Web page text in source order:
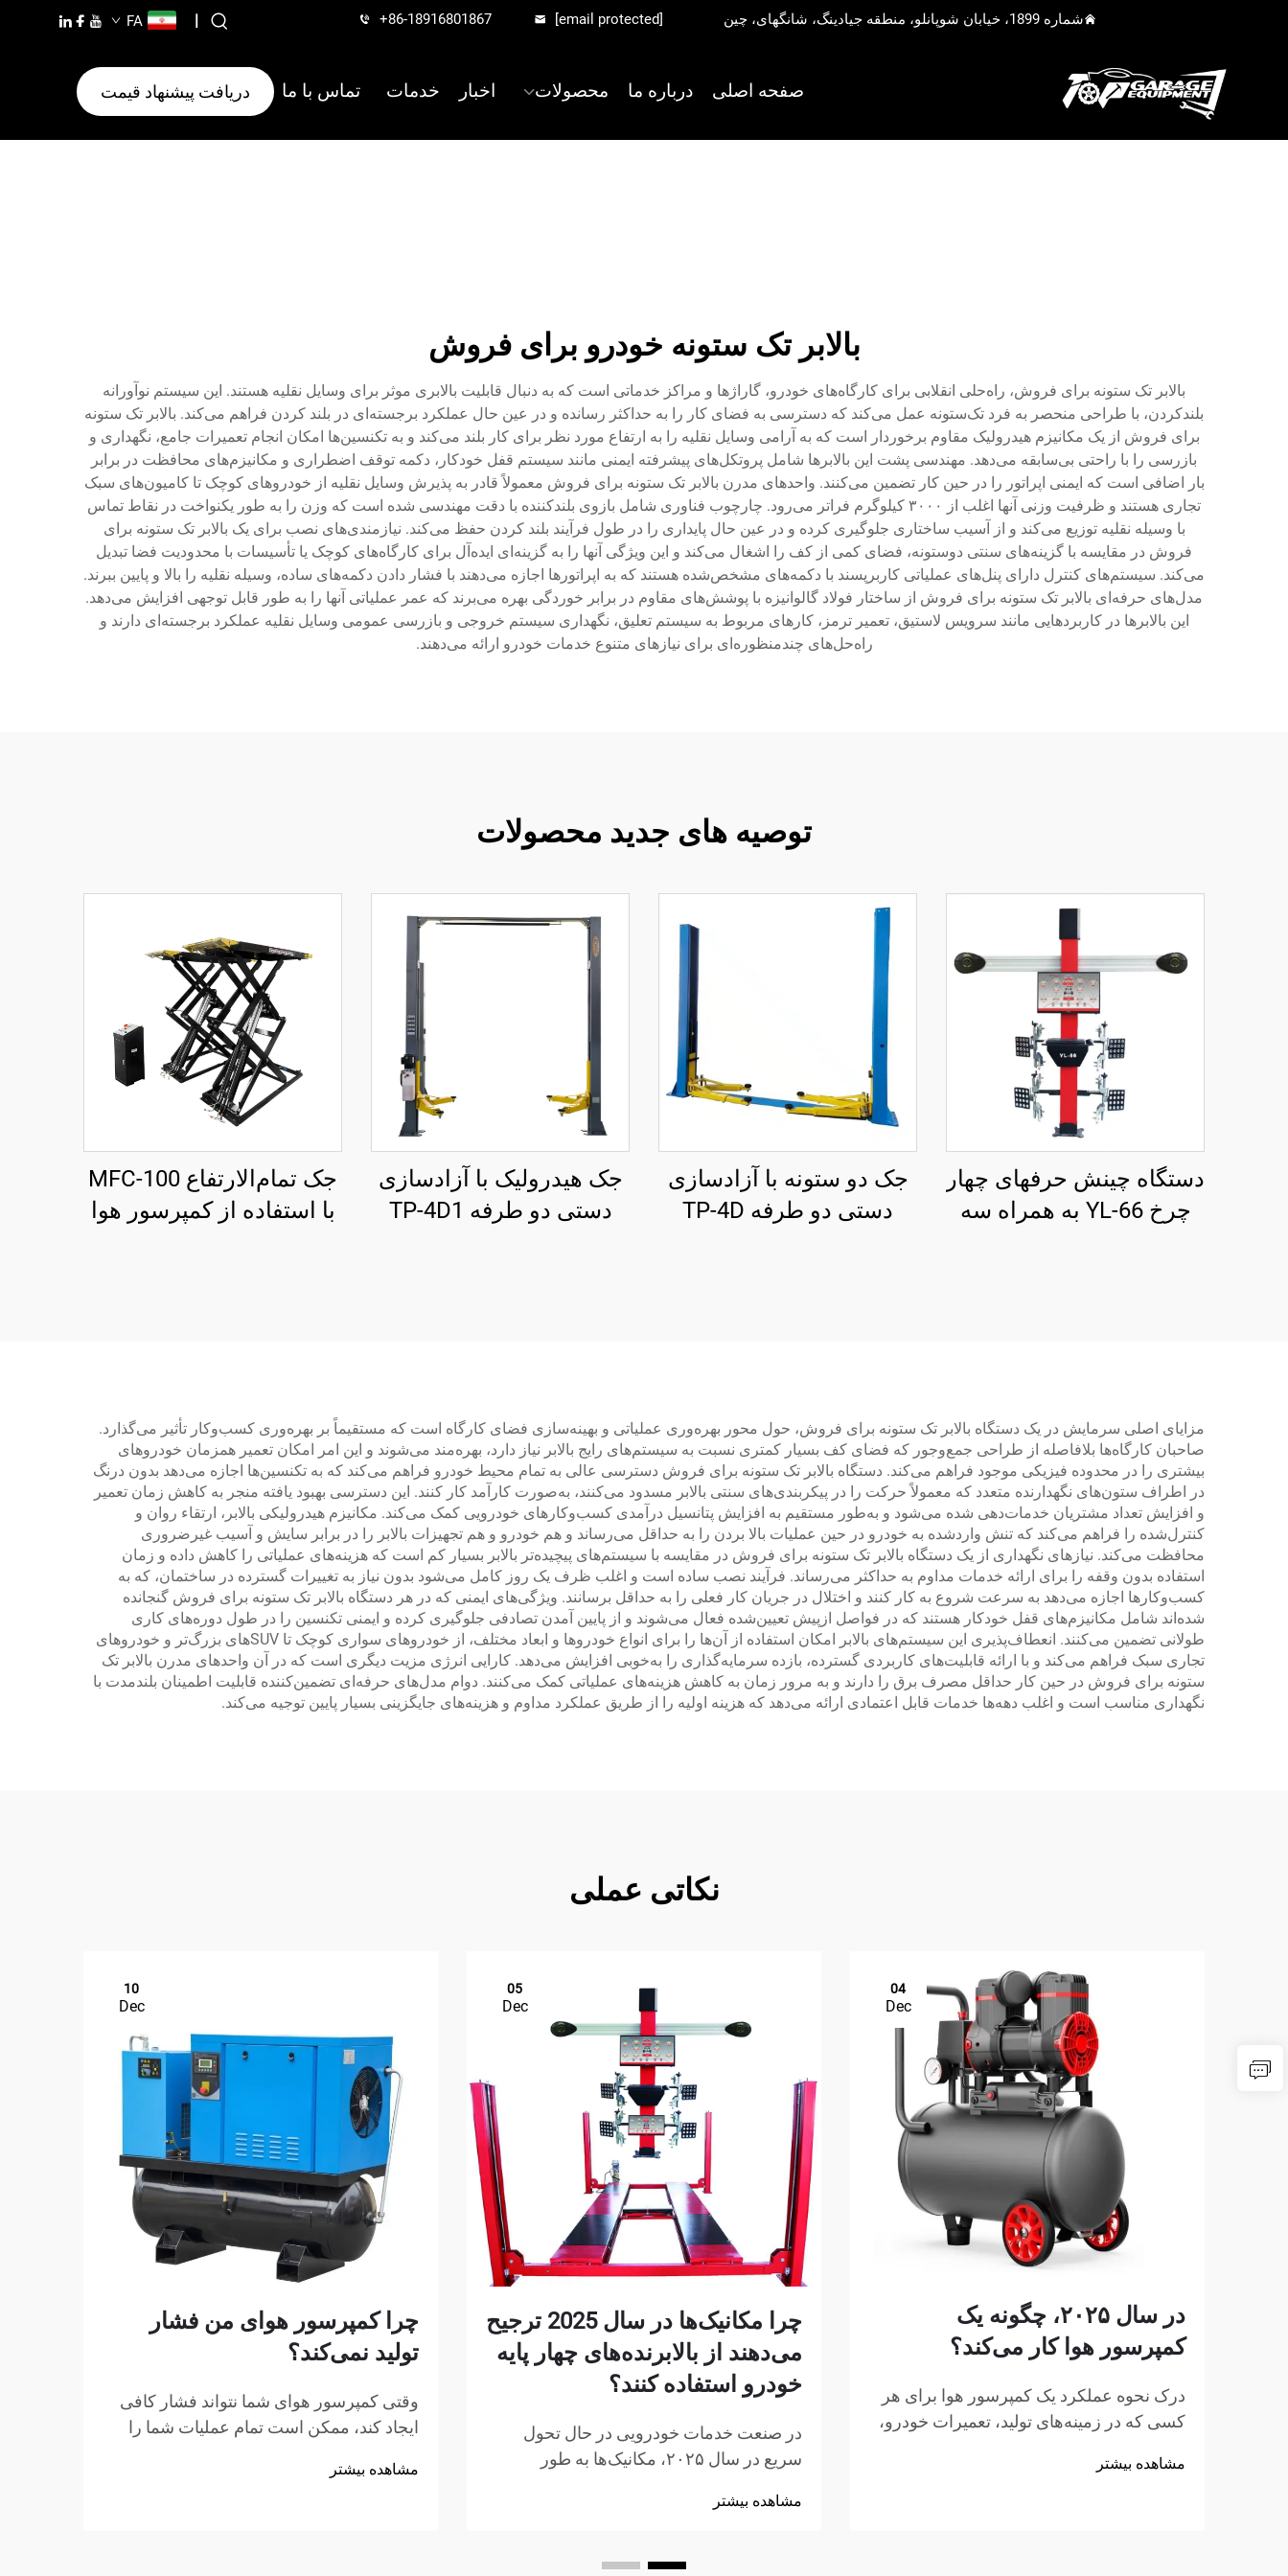
شماره 1899، خیابان شوپانلو، منطقه جیادینگ، شانگهای، چین +86-18916801867 [email protected]
|
FA
صفحه اصلی درباره ما محصولات اخبار خدمات تماس با ما دریافت پیشنهاد قیمت
بالابر تک ستونه خودرو برای فروش
بالابر تک ستونه برای فروش، راه‌حلی انقلابی برای کارگاه‌های خودرو، گاراژها و مراکز خدماتی است که به دنبال قابلیت بالابری موثر برای وسایل نقلیه هستند. این سیستم نوآورانه
بلندکردن، با طراحی منحصر به فرد تک‌ستونه عمل می‌کند که دسترسی به فضای کار را به حداکثر رسانده و در عین حال عملکرد برجسته‌ای در بلند کردن فراهم می‌کند. بالابر تک ستونه
برای فروش از یک مکانیزم هیدرولیک مقاوم برخوردار است که به آرامی وسایل نقلیه را به ارتفاع مورد نظر برای کار بلند می‌کند و به تکنسین‌ها امکان انجام تعمیرات جامع، نگهداری و
بازرسی را با راحتی بی‌سابقه می‌دهد. مهندسی پشت این بالابرها شامل پروتکل‌های پیشرفته ایمنی مانند سیستم قفل خودکار، دکمه توقف اضطراری و مکانیزم‌های محافظت در برابر
بار اضافی است که ایمنی اپراتور را در حین کار تضمین می‌کنند. واحدهای مدرن بالابر تک ستونه برای فروش معمولاً قادر به پذیرش وسایل نقلیه از خودروهای کوچک تا کامیون‌های سبک
تجاری هستند و ظرفیت وزنی آنها اغلب از ۳۰۰۰ کیلوگرم فراتر می‌رود. چارچوب فناوری شامل بازوی بلندکننده با دقت مهندسی شده است که وزن را به طور یکنواخت در نقاط تماس
با وسیله نقلیه توزیع می‌کند و از آسیب ساختاری جلوگیری کرده و در عین حال پایداری را در طول فرآیند بلند کردن حفظ می‌کند. نیازمندی‌های نصب برای یک بالابر تک ستونه برای
فروش در مقایسه با گزینه‌های سنتی دوستونه، فضای کمی از کف را اشغال می‌کند و این ویژگی آنها را به گزینه‌ای ایده‌آل برای کارگاه‌های کوچک یا تأسیسات با محدودیت فضا تبدیل
می‌کند. سیستم‌های کنترل دارای پنل‌های عملیاتی کاربرپسند با دکمه‌های مشخص‌شده هستند که به اپراتورها اجازه می‌دهند با فشار دادن دکمه‌های ساده، وسیله نقلیه را بالا و پایین ببرند.
مدل‌های حرفه‌ای بالابر تک ستونه برای فروش از ساختار فولاد گالوانیزه با پوشش‌های مقاوم در برابر خوردگی بهره می‌برند که عمر عملیاتی آنها را به طور قابل توجهی افزایش می‌دهد.
این بالابرها در کاربردهایی مانند سرویس لاستیق، تعمیر ترمز، کارهای مربوط به سیستم تعلیق، نگهداری سیستم خروجی و بازرسی عمومی وسایل نقلیه عملکرد برجسته‌ای دارند و
راه‌حل‌های چندمنظوره‌ای برای نیازهای متنوع خدمات خودرو ارائه می‌دهند.
توصیه های جدید محصولات
دستگاه چینش حرفهای چهار
چرخ YL-66 به همراه سه
جک دو ستونه با آزادسازی
دستی دو طرفه TP-4D
جک هیدرولیک با آزادسازی
دستی دو طرفه TP-4D1
جک تمام‌الارتفاع MFC-100
با استفاده از کمپرسور هوا
مزایای اصلی سرمایش در یک دستگاه بالابر تک ستونه برای فروش، حول محور بهره‌وری عملیاتی و بهینه‌سازی فضای کارگاه است که مستقیماً بر بهره‌وری کسب‌وکار تأثیر می‌گذارد.
صاحبان کارگاه‌ها بلافاصله از طراحی جمع‌وجور که فضای کف بسیار کمتری نسبت به سیستم‌های رایج بالابر نیاز دارد، بهره‌مند می‌شوند و این امر امکان تعمیر همزمان خودروهای
بیشتری را در محدوده فیزیکی موجود فراهم می‌کند. دستگاه بالابر تک ستونه برای فروش دسترسی عالی به تمام محیط خودرو فراهم می‌کند که به تکنسین‌ها اجازه می‌دهد بدون درنگ
در اطراف ستون‌های نگهدارنده متعدد که معمولاً حرکت را در پیکربندی‌های سنتی بالابر مسدود می‌کنند، به‌صورت کارآمد کار کنند. این دسترسی بهبود یافته منجر به کاهش زمان تعمیر
و افزایش تعداد مشتریان خدمات‌دهی شده می‌شود و به‌طور مستقیم به افزایش پتانسیل درآمدی کسب‌وکارهای خودرویی کمک می‌کند. مکانیزم هیدرولیکی بالابر، ارتقاء روان و
کنترل‌شده را فراهم می‌کند که تنش واردشده به خودرو در حین عملیات بالا بردن را به حداقل می‌رساند و هم خودرو و هم تجهیزات بالابر را در برابر سایش و آسیب غیرضروری
محافظت می‌کند. نیازهای نگهداری از یک دستگاه بالابر تک ستونه برای فروش در مقایسه با سیستم‌های پیچیده‌تر بالابر بسیار کم است که هزینه‌های عملیاتی را کاهش داده و زمان
استفاده بدون وقفه را برای ارائه خدمات مداوم به حداکثر می‌رساند. فرآیند نصب ساده است و اغلب ظرف یک روز کامل می‌شود بدون نیاز به تغییرات گسترده در ساختمان، که به
کسب‌وکارها اجازه می‌دهد به سرعت شروع به کار کنند و اختلال در جریان کار فعلی را به حداقل برسانند. ویژگی‌های ایمنی که در هر دستگاه بالابر تک ستونه برای فروش گنجانده
شده‌اند شامل مکانیزم‌های قفل خودکار هستند که در فواصل ازپیش تعیین‌شده فعال می‌شوند و از پایین آمدن تصادفی جلوگیری کرده و ایمنی تکنسین را در طول دوره‌های کاری
طولانی تضمین می‌کنند. انعطاف‌پذیری این سیستم‌های بالابر امکان استفاده از آن‌ها را برای انواع خودروها و ابعاد مختلف، از خودروهای سواری کوچک تا SUVهای بزرگ‌تر و خودروهای
تجاری سبک فراهم می‌کند و با ارائه قابلیت‌های کاربردی گسترده، بازده سرمایه‌گذاری را به‌خوبی افزایش می‌دهد. کارایی انرژی مزیت دیگری است که در آن واحدهای مدرن بالابر تک
ستونه برای فروش در حین کار حداقل مصرف برق را دارند و به مرور زمان به کاهش هزینه‌های عملیاتی کمک می‌کنند. دوام مدل‌های حرفه‌ای تضمین‌کننده قابلیت اطمینان بلندمدت با
نگهداری مناسب است و اغلب دهه‌ها خدمات قابل اعتمادی ارائه می‌دهد که هزینه اولیه را از طریق عملکرد مداوم و هزینه‌های جایگزینی بسیار پایین توجیه می‌کند.
نکاتی عملی
04
Dec
در سال ۲۰۲۵، چگونه یک
کمپرسور هوا کار می‌کند؟
درک نحوه عملکرد یک کمپرسور هوا برای هر
کسی که در زمینه‌های تولید، تعمیرات خودرو،
فعالیت می‌کند، ضروری است. کمپرسور هوا
مشاهده بیشتر
05
Dec
چرا مکانیک‌ها در سال 2025 ترجیح
می‌دهند از بالابرنده‌های چهار پایه
خودرو استفاده کنند؟
در صنعت خدمات خودرویی در حال تحول
سریع در سال ۲۰۲۵، مکانیک‌ها به طور
می‌کنند که ضمن تضمین ایمنی، بازدهی را به
ماشین به عنوان گزینه ترجیحی برای
مشاهده بیشتر
10
Dec
چرا کمپرسور هوای من فشار
تولید نمی‌کند؟
وقتی کمپرسور هوای شما نتواند فشار کافی
ایجاد کند، ممکن است تمام عملیات شما را
بیشماری از کارگاه‌ها، گاراژها و تأسیسات
مشاهده بیشتر